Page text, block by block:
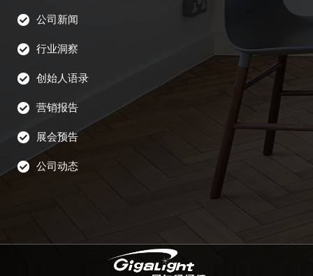
公司新闻
行业洞察
创始人语录
营销报告
展会预告
公司动态